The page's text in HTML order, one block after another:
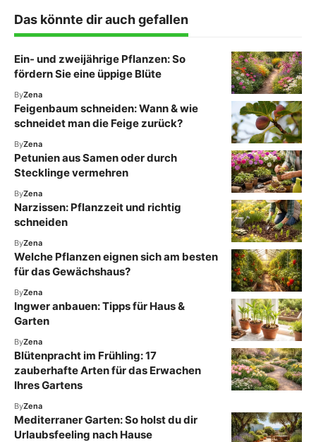
Das könnte dir auch gefallen
Ein- und zweijährige Pflanzen: So
fördern Sie eine üppige Blüte
ByZena
Feigenbaum schneiden: Wann & wie
schneidet man die Feige zurück?
ByZena
Petunien aus Samen oder durch
Stecklinge vermehren
ByZena
Narzissen: Pflanzzeit und richtig
schneiden
ByZena
Welche Pflanzen eignen sich am besten
für das Gewächshaus?
ByZena
Ingwer anbauen: Tipps für Haus &
Garten
ByZena
Blütenpracht im Frühling: 17
zauberhafte Arten für das Erwachen
Ihres Gartens
ByZena
Mediterraner Garten: So holst du dir
Urlaubsfeeling nach Hause